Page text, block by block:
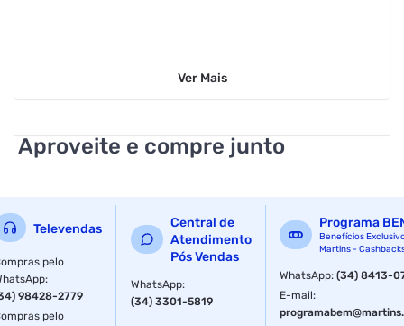
Ver Mais
Aproveite e compre junto
Televendas
pelo
:
98428-2779
pelo
Central de
Atendimento
Pós Vendas
WhatsApp:
(34) 3301-5819
Programa
Benefícios
Martins -
WhatsApp:(34) 8413-
E-mail: